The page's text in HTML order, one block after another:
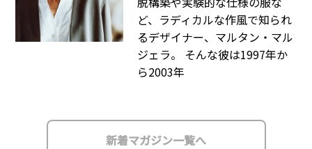
ど、ラディカルな作風で知られ
るデザイナー、マルタン・マル
ジェラ。 そんな彼は1997年か
ら2003年
新着マガジン一覧へ